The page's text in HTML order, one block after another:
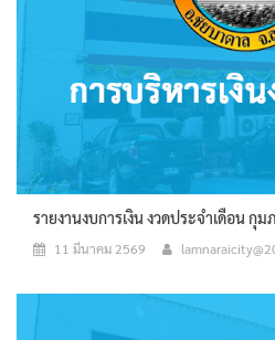
รายงานงบการเงิน งวดประจำเดือน กุ
11 มีนาคม 2569